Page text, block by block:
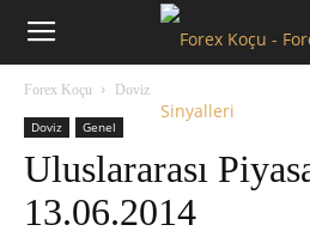
Forex
Forex Koçu Doviz
Doviz Genel
Uluslararası
13.06.2014